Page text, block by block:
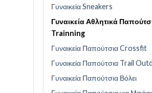
Γυναικεία Sneakers
Γυναικεία Αθλητικά
Trainning
Γυναικεία Παπούτσια Crossfit
Γυναικεία Παπούτσια Trail
Γυναικεία Παπούτσια Βόλει